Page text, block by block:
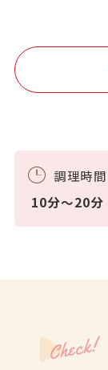
調理時間
10分～20分
Check!